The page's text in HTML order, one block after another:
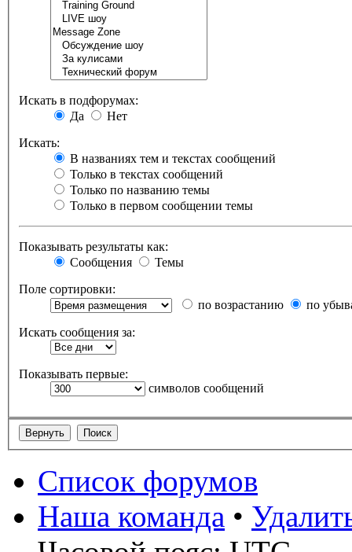
Искать в подфорумах:
Да
Нет
Искать:
В названиях тем и текстах сообщений
Только в текстах сообщений
Только по названию темы
Только в первом сообщении темы
Показывать результаты как:
Сообщения
Темы
Поле сортировки:
по возрастанию
по
Искать сообщения за:
Показывать первые:
символов сообщений
Список форумов
Наша команда •